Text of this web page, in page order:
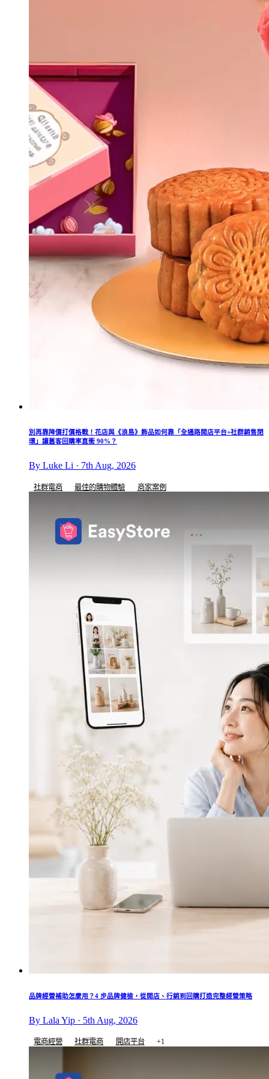
別再靠降價打價格戰！花店與《浪島》飾品如何靠「全通路開店平台+社群銷售閉
環」讓舊客回購率直衝 90%？
By Luke Li · 7th Aug, 2026
社群電商 最佳的購物體驗 商家案例
品牌經營補助怎麼用？4 步品牌健檢，從開店、行銷到回購打造完整經營策略
By Lala Yip · 5th Aug, 2026
電商經營 社群電商 開店平台 +1